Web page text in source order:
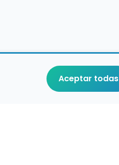
Aceptar todas